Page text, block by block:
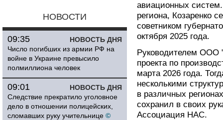
НОВОСТИ
НОВОСТЬ ДНЯ
09:35
Число погибших из армии РФ на
войне в Украине превысило
полмиллиона человек
НОВОСТЬ ДНЯ
09:01
Следствие прекратило уголовное
дело в отношении полицейских,
сломавших руку учительнице ©
авиационных
региона, Козаренко
советником
октября 2025 года.
Руководителем ООО
проекта по
марта 2026 года.
несколькими
в различных
сохранил в своих
Ассоциация НАС.